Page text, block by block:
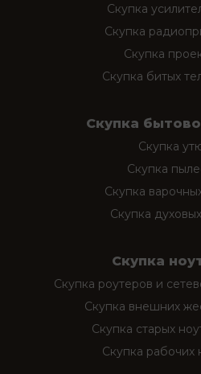
Скупка
Скупка
Скупка
Скупка битых
Скупка
Скупка
Скупка
Скупка
Скупка
Скупка
Скупка роутеров и
Скупка внешних
Скупка старых
Скупка рабочих